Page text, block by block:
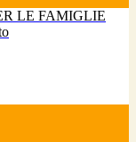
LE FAMIGLIE